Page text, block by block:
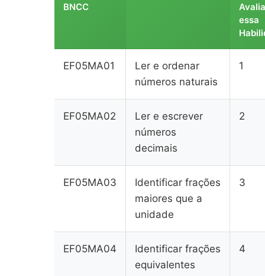
BNCC
essa
EF05MA01
Ler e ordenar
números naturais
1
EF05MA02
Ler e escrever
números
decimais
2
EF05MA03
Identificar frações
maiores que a
unidade
3
EF05MA04
Identificar frações
equivalentes
4